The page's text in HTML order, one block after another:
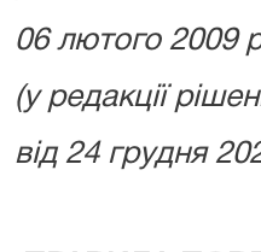
06 лютого 2009
(у редакції
від 24 грудня